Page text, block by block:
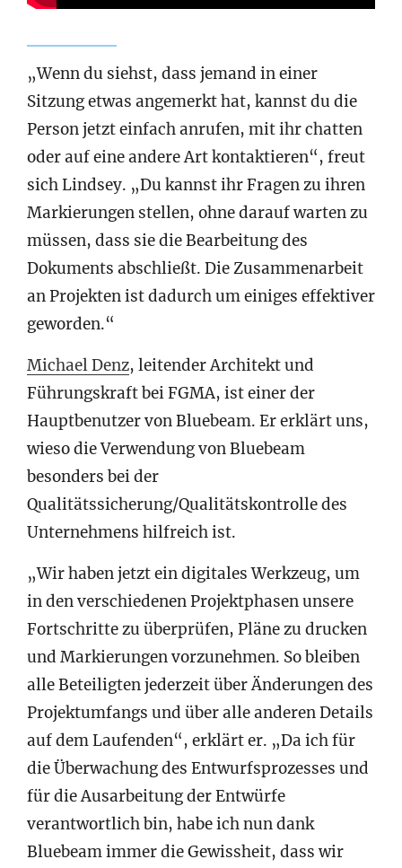
„Wenn du siehst, dass jemand in einer
Sitzung etwas angemerkt hat, kannst du die
Person jetzt einfach anrufen, mit ihr chatten
oder auf eine andere Art kontaktieren“, freut
sich Lindsey. „Du kannst ihr Fragen zu ihren
Markierungen stellen, ohne darauf warten zu
müssen, dass sie die Bearbeitung des
Dokuments abschließt. Die Zusammenarbeit
an Projekten ist dadurch um einiges effektiver
geworden.“
Michael Denz, leitender Architekt und
Führungskraft bei FGMA, ist einer der
Hauptbenutzer von Bluebeam. Er erklärt uns,
wieso die Verwendung von Bluebeam
besonders bei der
Qualitätssicherung/Qualitätskontrolle des
Unternehmens hilfreich ist.
„Wir haben jetzt ein digitales Werkzeug, um
in den verschiedenen Projektphasen unsere
Fortschritte zu überprüfen, Pläne zu drucken
und Markierungen vorzunehmen. So bleiben
alle Beteiligten jederzeit über Änderungen des
Projektumfangs und über alle anderen Details
auf dem Laufenden“, erklärt er. „Da ich für
die Überwachung des Entwurfsprozesses und
für die Ausarbeitung der Entwürfe
verantwortlich bin, habe ich nun dank
Bluebeam immer die Gewissheit, dass wir